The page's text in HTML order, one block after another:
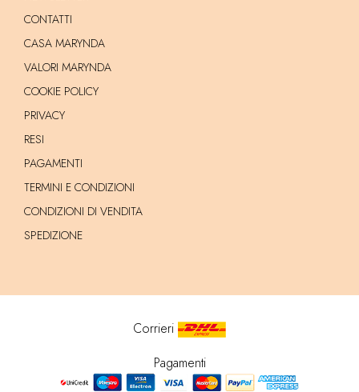
CONTATTI
CASA MARYNDA
VALORI MARYNDA
COOKIE POLICY
PRIVACY
RESI
PAGAMENTI
TERMINI E CONDIZIONI
CONDIZIONI DI VENDITA
SPEDIZIONE
Corrieri
Pagamenti